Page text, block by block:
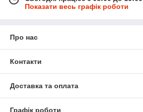
Показати весь графік роботи
Про нас
Контакти
Доставка та оплата
Графік роботи